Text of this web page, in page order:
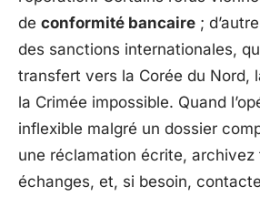
de conformité bancaire ;
des sanctions internationales,
transfert vers la Corée du Nord,
la Crimée impossible. Quand
inflexible malgré un dossier
une réclamation écrite, archivez
échanges, et, si besoin,